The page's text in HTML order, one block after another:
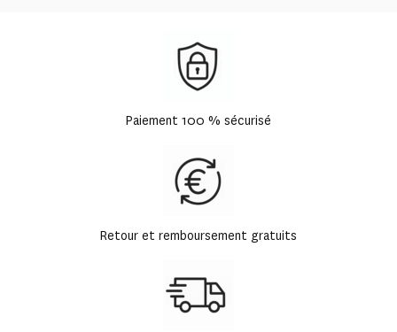
Paiement 100 % sécurisé
Retour et remboursement gratuits